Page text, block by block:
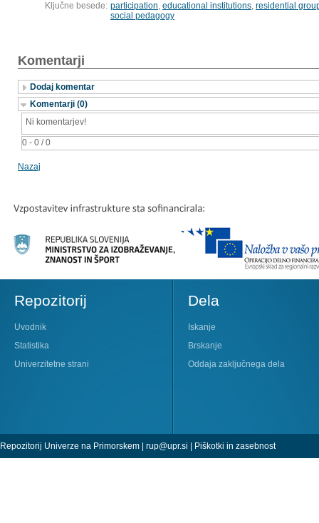
Ključne besede: participation, educational institutions, residential
social pedagogy
Komentarji
Dodaj komentar
Komentarji (0)
0 - 0 / 0
Ni komentarjev!
Nazaj
Repozitorij
Uvodnik
Statistika
Univerzitetne strani
Dela
Iskanje
Brskanje
Oddaja zaključnega dela
Repozitorij Univerze na Primorskem | rup@upr.si Piškotki in zasebnost